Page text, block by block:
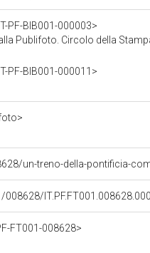
BIB001-000003>
Serbelloni, 11 novembre - 5 dicembre 1961,
BIB001-000011>
FT001-008628>